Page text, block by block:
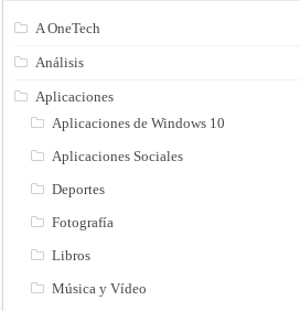
A OneTech
Análisis
Aplicaciones
Aplicaciones de Windows 10
Aplicaciones Sociales
Deportes
Fotografía
Libros
Música y Vídeo